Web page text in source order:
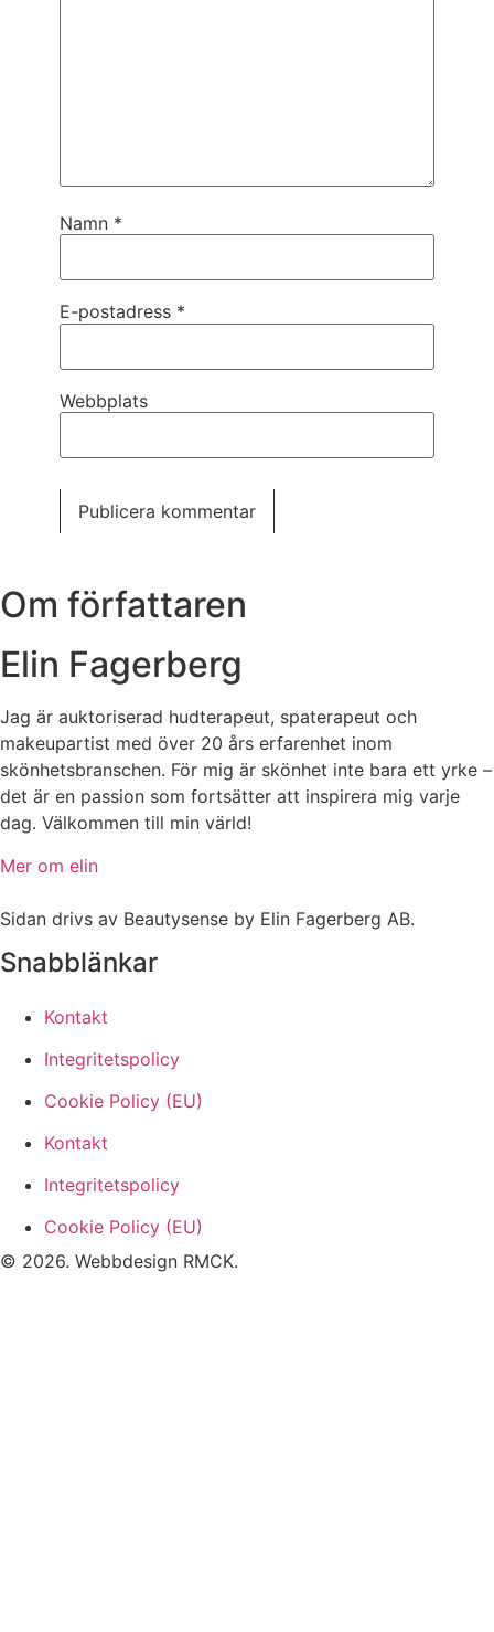
Namn *
E-postadress *
Webbplats
Om författaren
Elin Fagerberg
Jag är auktoriserad hudterapeut, spaterapeut och
makeupartist med över 20 års erfarenhet inom
skönhetsbranschen. För mig är skönhet inte bara ett yrke –
det är en passion som fortsätter att inspirera mig varje
dag. Välkommen till min värld!
Mer om elin
Sidan drivs av Beautysense by Elin Fagerberg AB.
Snabblänkar
Kontakt
Integritetspolicy
Cookie Policy (EU)
Kontakt
Integritetspolicy
Cookie Policy (EU)
© 2026. Webbdesign RMCK.